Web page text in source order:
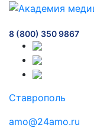
8 (800) 350 9867
Ставрополь
amo@24amo.ru